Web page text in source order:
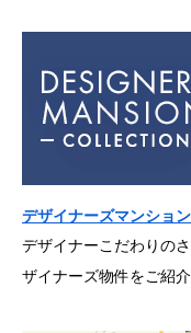
デザイナーズマンショ
デザイナーこだわりの
ザイナーズ物件をご紹介